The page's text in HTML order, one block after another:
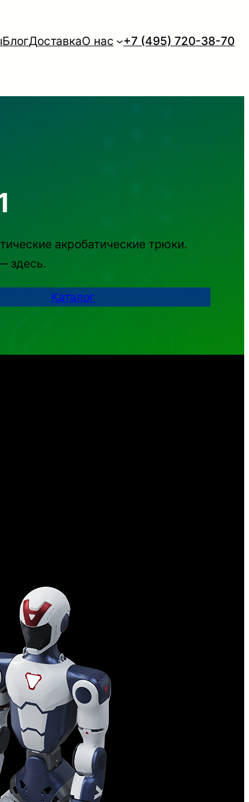
БлогДоставкаО нас +7 (495) 720-38-70
акробатические трюки.
здесь.
Каталог